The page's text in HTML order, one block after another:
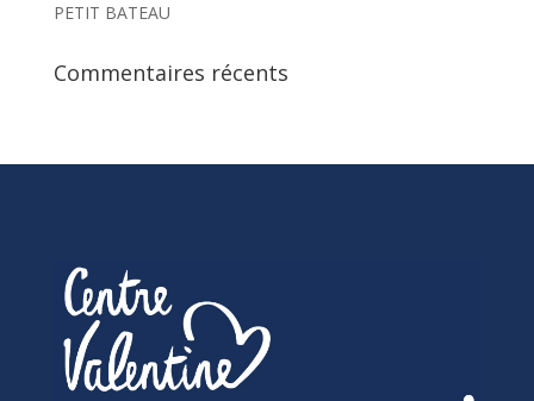
PETIT BATEAU
Commentaires récents